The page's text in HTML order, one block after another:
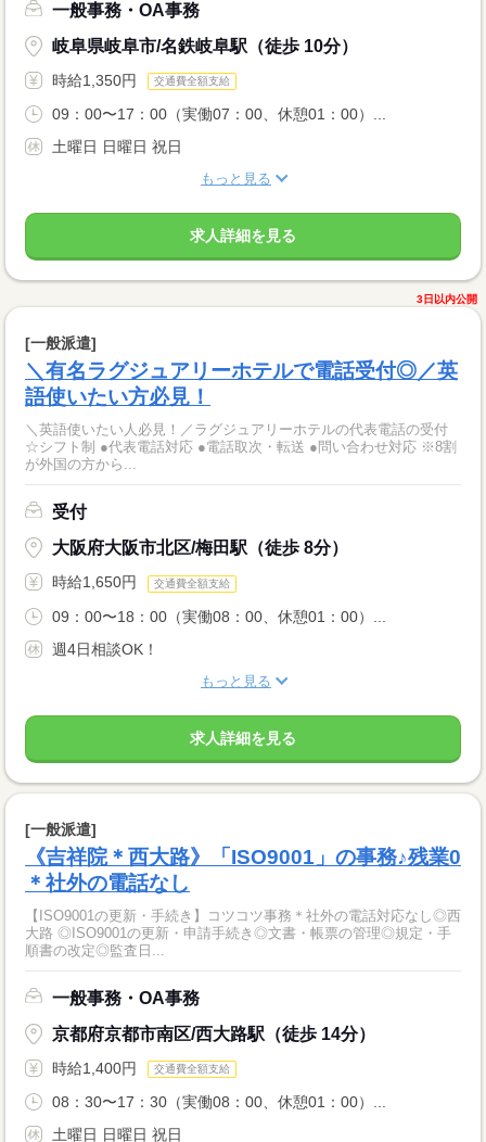
一般事務・OA事務
岐阜県岐阜市/名鉄岐阜駅（徒歩 10分）
時給1,350円 交通費全額支給
09：00〜17：00（実働07：00、休憩01：00）...
土曜日 日曜日 祝日
もっと見る
求人詳細を見る
3日以内公開
[一般派遣]
＼有名ラグジュアリーホテルで電話受付◎／英
語使いたい方必見！
＼英語使いたい人必見！／ラグジュアリーホテルの代表電話の受付
☆シフト制 ●代表電話対応 ●電話取次・転送 ●問い合わせ対応 ※8割
が外国の方から...
受付
大阪府大阪市北区/梅田駅（徒歩 8分）
時給1,650円 交通費全額支給
09：00〜18：00（実働08：00、休憩01：00）...
週4日相談OK！
もっと見る
求人詳細を見る
[一般派遣]
《吉祥院＊西大路》「ISO9001」の事務♪残業0
＊社外の電話なし
【ISO9001の更新・手続き】コツコツ事務＊社外の電話対応なし◎西
大路 ◎ISO9001の更新・申請手続き◎文書・帳票の管理◎規定・手
順書の改定◎監査日...
一般事務・OA事務
京都府京都市南区/西大路駅（徒歩 14分）
時給1,400円 交通費全額支給
08：30〜17：30（実働08：00、休憩01：00）...
土曜日 日曜日 祝日